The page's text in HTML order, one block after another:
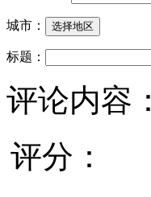
城市：
标题：
评论内容：
评分：